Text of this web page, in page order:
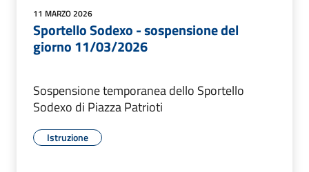
11 MARZO 2026
Sportello Sodexo - sospensione del
giorno 11/03/2026
Sospensione temporanea dello Sportello
Sodexo di Piazza Patrioti
Istruzione